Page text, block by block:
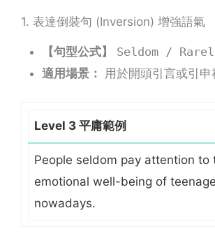
1. 表達倒裝句 (Inversion) 增強語氣
【句型公式】
Seldom /
適用場景：
用於開頭引言或引
Level 3 平庸範例
People seldom pay attention to
emotional well-being of
nowadays.